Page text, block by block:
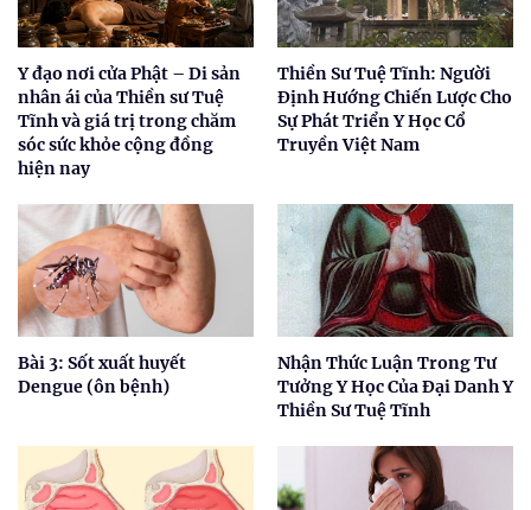
Y đạo nơi cửa Phật – Di sản
nhân ái của Thiền sư Tuệ
Tĩnh và giá trị trong chăm
sóc sức khỏe cộng đồng
hiện nay
Thiền Sư Tuệ Tĩnh: Người
Định Hướng Chiến Lược Cho
Sự Phát Triển Y Học Cổ
Truyền Việt Nam
Bài 3: Sốt xuất huyết
Dengue (ôn bệnh)
Nhận Thức Luận Trong Tư
Tưởng Y Học Của Đại Danh Y
Thiền Sư Tuệ Tĩnh